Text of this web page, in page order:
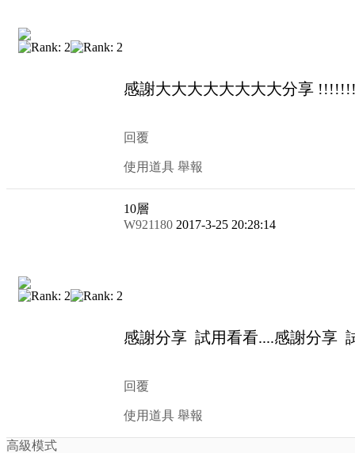
感謝大大大大大大大大分享
回覆
使用道具 舉報
10層
W921180 2017-3-25 20:28:14
感謝分享 試用看看....感謝分享
回覆
使用道具 舉報
高級模式